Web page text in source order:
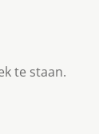
te staan.